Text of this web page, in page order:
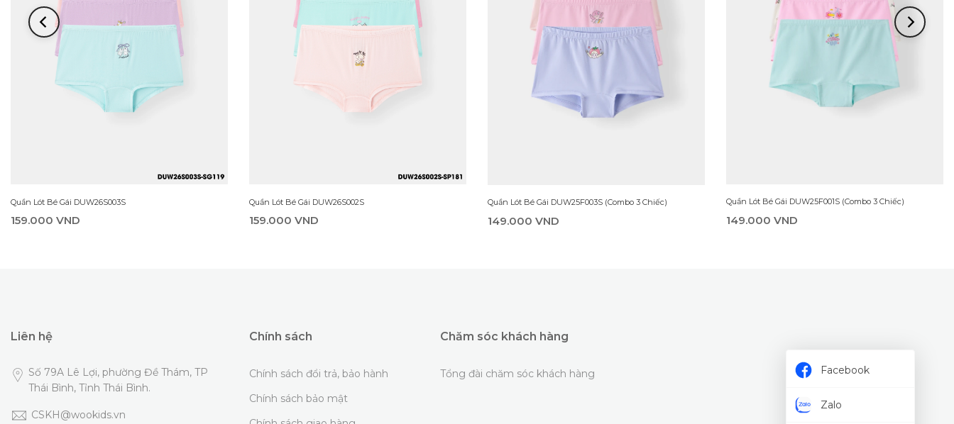
Quần Lót Bé Gái DUW26S003S
159.000 VND
Quần Lót Bé Gái DUW26S002S
159.000 VND
Quần Lót Bé Gái DUW25F003S (Combo 3 Chiếc)
149.000 VND
Quần Lót Bé Gái DUW25F001S (Combo 3 Chiếc)
149.000 VND
Liên hệ
Số 79A Lê Lợi, phường Đề Thám, TP
Thái Bình, Tỉnh Thái Bình.
CSKH@wookids.vn
Chính sách
Chính sách đổi trả, bảo hành
Chính sách bảo mật
Chăm sóc khách hàng
Tổng đài chăm sóc khách hàng Facebook
Zalo